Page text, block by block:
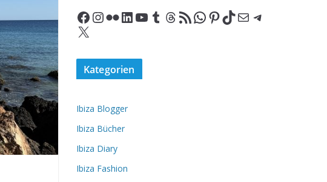
Facebook InstagramFlickr LinkedIn YouTube Tumblr Threads RSS-Feed WhatsApp Pinterest TikTok E-Mail Telegram
X
Kategorien
Ibiza Blogger
Ibiza Bücher
Ibiza Diary
Ibiza Fashion